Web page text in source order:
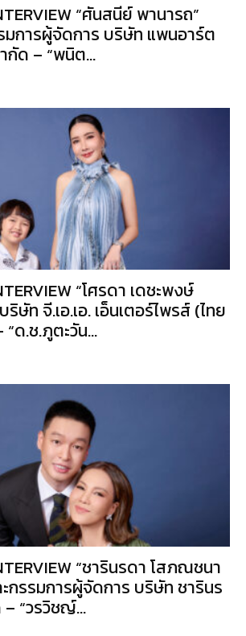
“ศันสนีย์ พานารถ”
มการผู้จัดการ บริษัท แพนอาร์ต
กัด – “พนิต...
“โศรดา เดชะพงษ์
ษัท จี.เอ.เอ. เอ็นเตอร์ไพรส์ (ไทย
ด.ช.ภูตะวัน...
“ชารินรดา โสภณชนา
กรรมการผู้จัดการ บริษัท ชารินร
“วรวิชญ์...